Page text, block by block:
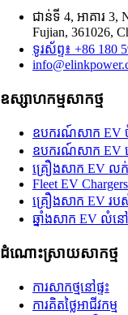
ជាន់ទី 4, អាគារ 3,
Fujian, 361026,
ទូរស័ព្ទ៖ +86 180
ឧស្សាហកម្មសាកថ្ម
ឧបករណ៍សាក EV
ឧបករណ៍សាក EV នៅ
គ្រឿងសាក EV លក់
Fleet EV Chargers
គ្រឿងសាក EV រប
ឆ្នាំងសាក EV លំនៅ
ដំណោះស្រាយសាកថ្ម
ការសាកថ្មនៅផ្ទះ
ការគិតថ្លៃអាជីវកម្ម